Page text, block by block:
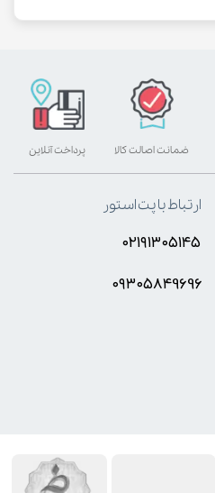
پرداخت آنلاین ضمانت اصالت کالا
ارتباط با پت استور
۰۲۱۹۱۳۰۵۱۴۵
۰۹۳۰۵8۴9696